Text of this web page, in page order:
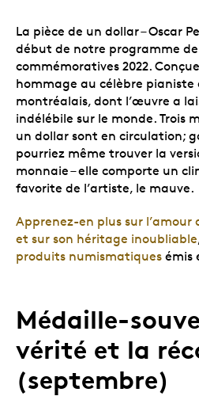
La pièce de un dollar – Oscar
début de notre programme
commémoratives 2022.
hommage au célèbre
montréalais, dont l’œuvre a
indélébile sur le monde. Trois
un dollar sont en circulation;
pourriez même trouver la
monnaie – elle comporte un
favorite de l’artiste, le mauve.
Apprenez-en plus sur l’amour
et sur son héritage inoubliable
produits numismatiques émis
Médaille-
vérité et la
(septembre)